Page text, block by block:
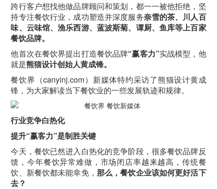
跨行客户想找他做品牌顾问和策划，都一一被他拒绝，坚
持专注餐饮行业，成功塑造并深度服务奈雪的茶、川人百
味、云味馆、渔乐西游、蓝波斯菊、谭厨、鱼库等上百家
餐饮品牌。
他首次在餐饮界提出打造餐饮品牌“赢客力”实战模型，他
就是熊猫设计创始人黄成锋。
餐饮界（canyinj.com）新媒体特约采访了熊猫设计黄成
锋，为大家解读当下餐饮业的一些发展轨迹和规律。
行业竞争白热化
提升“赢客力”是制胜关键
今天，餐饮已然进入白热化的竞争阶段，很多餐饮品牌反
馈，今年餐饮异常难做，市场闭店率越来越高，传统餐
饮、新餐饮都未能幸免， 那么，餐饮企业该如何更好活下
去？